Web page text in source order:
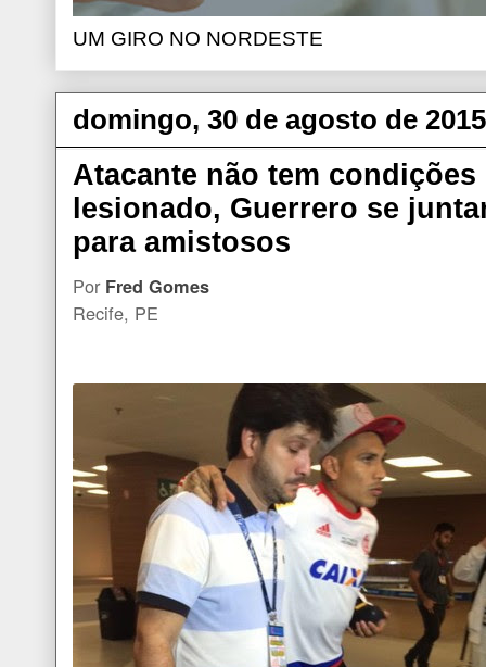
UM GIRO NO NORDESTE
domingo, 30 de agosto de 2015
Atacante não tem
lesionado, Guerrero se
para amistosos
Por Fred Gomes
Recife, PE